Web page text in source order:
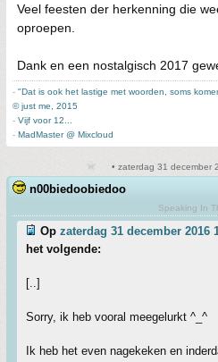
Veel feesten der herkenning die
oproepen.
Dank en een nostalgisch 2017
- "Dat is ook het lastige met woorden, soms
© just me, 2015
- Vijf voor 12...
- MadMaster @ Mixcloud
• zaterdag 31 december
n00biedoobiedoo
Speaking In
Op zaterdag 31 december 2016
het volgende:
[..]
Sorry, ik heb vooral meegelurkt ^_^
Ik heb het even nagekeken en